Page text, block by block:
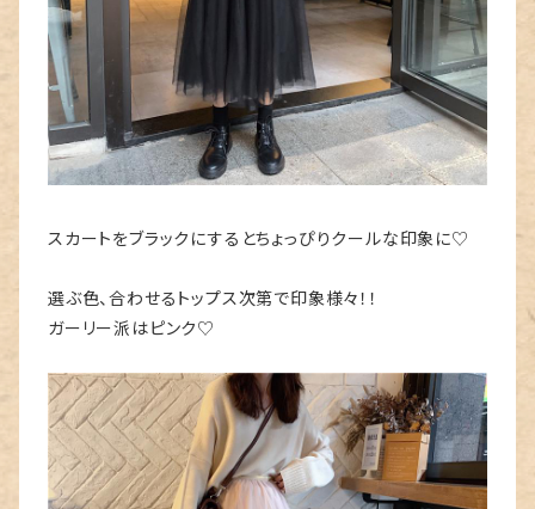
スカートをブラックにするとちょっぴりクールな印象に♡
選ぶ色、合わせるトップス次第で印象様々！！
ガーリー派はピンク♡